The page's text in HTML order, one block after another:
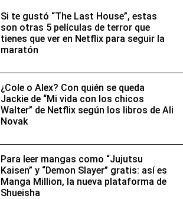
Si te gustó “The Last House”, estas
son otras 5 películas de terror que
tienes que ver en Netflix para seguir la
maratón
¿Cole o Alex? Con quién se queda
Jackie de “Mi vida con los chicos
Walter” de Netflix según los libros de Ali
Novak
Para leer mangas como “Jujutsu
Kaisen” y “Demon Slayer” gratis: así es
Manga Million, la nueva plataforma de
Shueisha